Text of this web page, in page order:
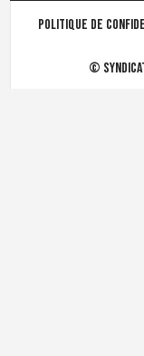
Politique de
©